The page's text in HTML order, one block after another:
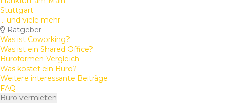
Stuttgart
... und viele mehr
Ratgeber
Was ist Coworking?
Was ist ein Shared Office?
Büroformen Vergleich
Was kostet ein Büro?
Weitere interessante Beiträge
FAQ
Büro vermieten